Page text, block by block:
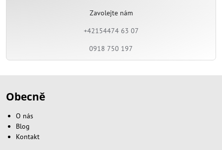
Zavolejte nám
+42154474 63 07
0918 750 197
Obecně
O nás
Blog
Kontakt